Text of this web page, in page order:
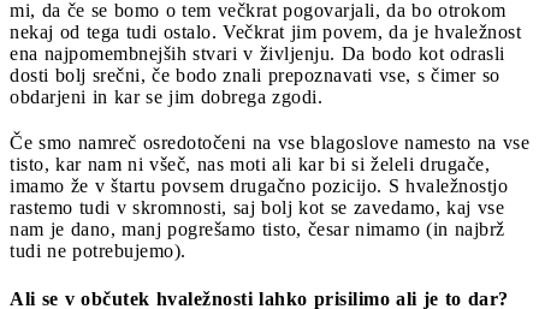
mi, da če se bomo o tem večkrat pogovarjali, da bo otrokom
nekaj od tega tudi ostalo. Večkrat jim povem, da je hvaležnost
ena najpomembnejših stvari v življenju. Da bodo kot odrasli
dosti bolj srečni, če bodo znali prepoznavati vse, s čimer so
obdarjeni in kar se jim dobrega zgodi.
Če smo namreč osredotočeni na vse blagoslove namesto na vse
tisto, kar nam ni všeč, nas moti ali kar bi si želeli drugače,
imamo že v štartu povsem drugačno pozicijo. S hvaležnostjo
rastemo tudi v skromnosti, saj bolj kot se zavedamo, kaj vse
nam je dano, manj pogrešamo tisto, česar nimamo (in najbrž
tudi ne potrebujemo).
Ali se v občutek hvaležnosti lahko prisilimo ali je to dar?